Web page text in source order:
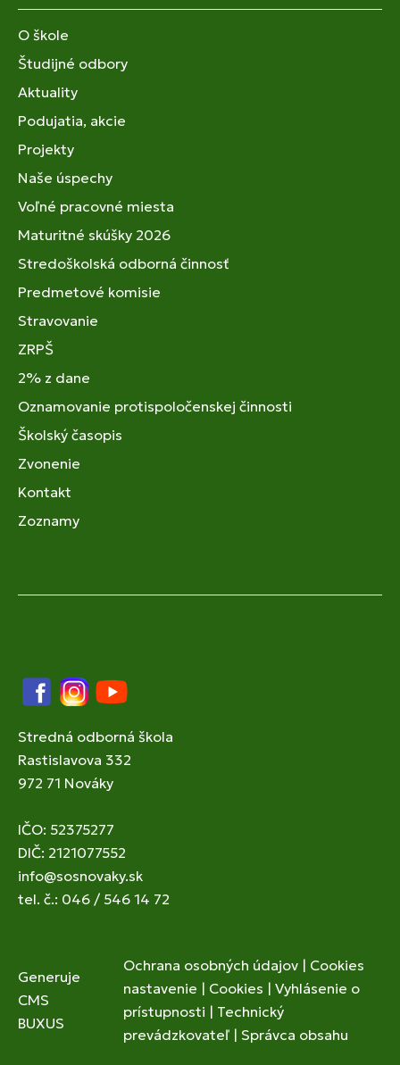
O škole
Študijné odbory
Aktuality
Podujatia, akcie
Projekty
Naše úspechy
Voľné pracovné miesta
Maturitné skúšky 2026
Stredoškolská odborná činnosť
Predmetové komisie
Stravovanie
ZRPŠ
2% z dane
Oznamovanie protispoločenskej činnosti
Školský časopis
Zvonenie
Kontakt
Zoznamy
FacebookInstagram
YouTube
Stredná odborná škola
Rastislavova 332
972 71 Nováky
IČO: 52375277
DIČ: 2121077552
info@sosnovaky.sk
tel. č.: 046 / 546 14 72
Generuje
CMS
BUXUS
Ochrana osobných údajov | Cookies
nastavenie | Cookies | Vyhlásenie o
prístupnosti | Technický
prevádzkovateľ | Správca obsahu